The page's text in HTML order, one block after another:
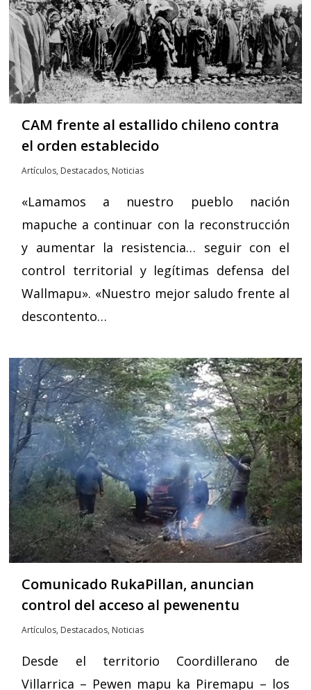
CAM frente al estallido chileno contra
el orden establecido
Artículos, Destacados, Noticias
«Lamamos a nuestro pueblo nación
mapuche a continuar con la reconstrucción
y aumentar la resistencia… seguir con el
control territorial y legítimas defensa del
Wallmapu». «Nuestro mejor saludo frente al
descontento…
Comunicado RukaPillan, anuncian
control del acceso al pewenentu
Artículos, Destacados, Noticias
Desde el territorio Coordillerano de
Villarrica – Pewen mapu ka Piremapu – los